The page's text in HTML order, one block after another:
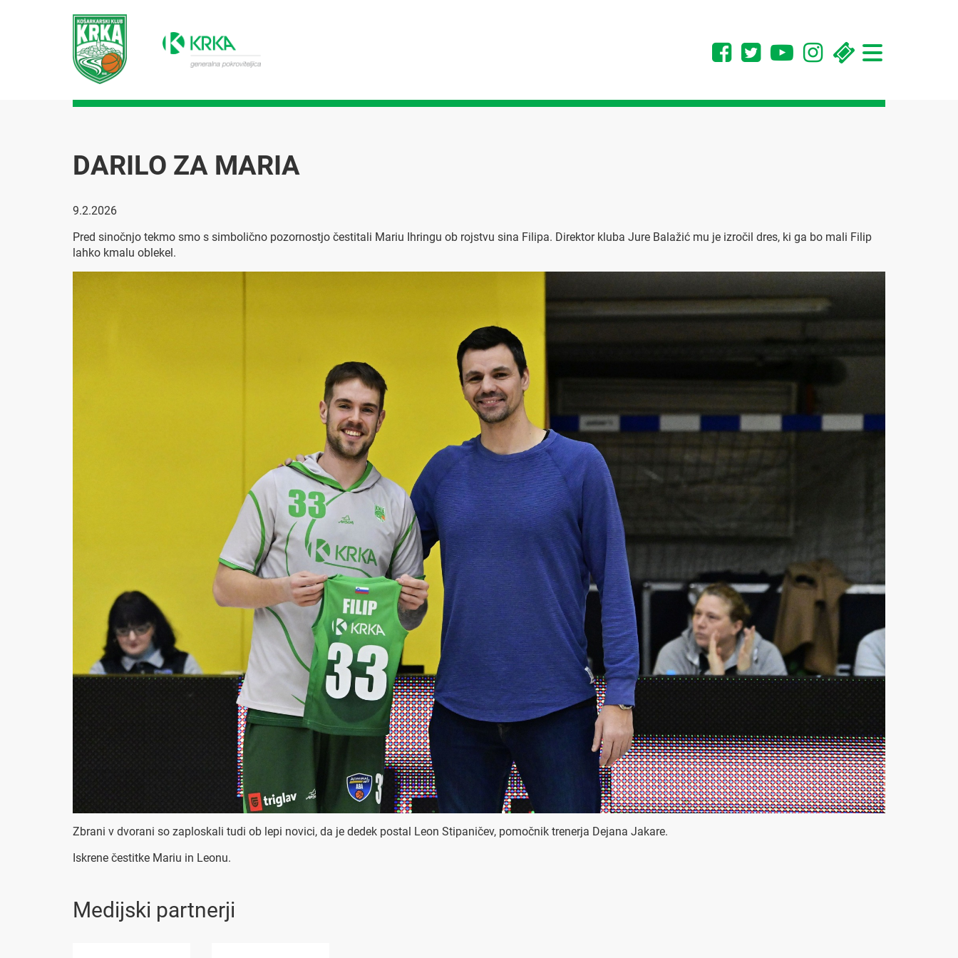
Toggle
navigation
DARILO ZA MARIA
9.2.2026
Pred sinočnjo tekmo smo s simbolično pozornostjo čestitali Mariu Ihringu ob rojstvu sina Filipa. Direktor kluba Jure Balažić mu je izročil dres, ki ga bo mali Filip
lahko kmalu oblekel.
Zbrani v dvorani so zaploskali tudi ob lepi novici, da je dedek postal Leon Stipaničev, pomočnik trenerja Dejana Jakare.
Iskrene čestitke Mariu in Leonu.
Medijski partnerji